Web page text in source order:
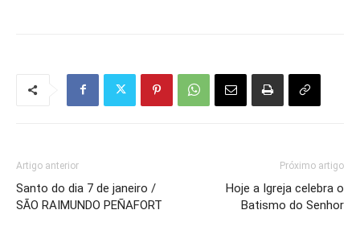
Artigo anterior
Santo do dia 7 de janeiro /
SÃO RAIMUNDO PEÑAFORT
Próximo artigo
Hoje a Igreja celebra o
Batismo do Senhor